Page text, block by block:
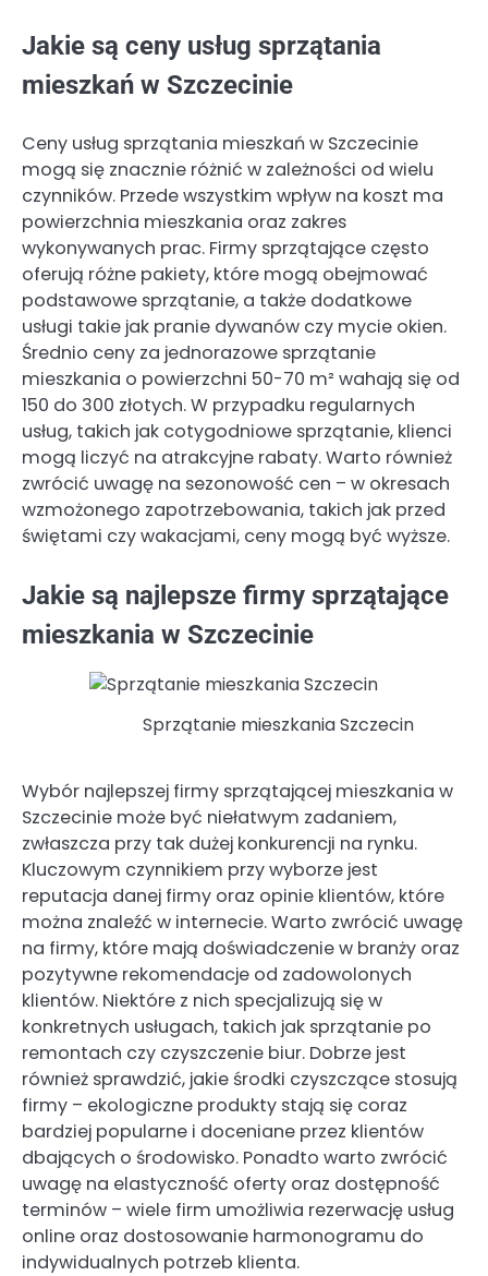
Jakie są ceny usług sprzątania
mieszkań w Szczecinie
Ceny usług sprzątania mieszkań w Szczecinie
mogą się znacznie różnić w zależności od wielu
czynników. Przede wszystkim wpływ na koszt ma
powierzchnia mieszkania oraz zakres
wykonywanych prac. Firmy sprzątające często
oferują różne pakiety, które mogą obejmować
podstawowe sprzątanie, a także dodatkowe
usługi takie jak pranie dywanów czy mycie okien.
Średnio ceny za jednorazowe sprzątanie
mieszkania o powierzchni 50-70 m² wahają się od
150 do 300 złotych. W przypadku regularnych
usług, takich jak cotygodniowe sprzątanie, klienci
mogą liczyć na atrakcyjne rabaty. Warto również
zwrócić uwagę na sezonowość cen – w okresach
wzmożonego zapotrzebowania, takich jak przed
świętami czy wakacjami, ceny mogą być wyższe.
Jakie są najlepsze firmy sprzątające
mieszkania w Szczecinie
Sprzątanie mieszkania Szczecin
Wybór najlepszej firmy sprzątającej mieszkania w
Szczecinie może być niełatwym zadaniem,
zwłaszcza przy tak dużej konkurencji na rynku.
Kluczowym czynnikiem przy wyborze jest
reputacja danej firmy oraz opinie klientów, które
można znaleźć w internecie. Warto zwrócić uwagę
na firmy, które mają doświadczenie w branży oraz
pozytywne rekomendacje od zadowolonych
klientów. Niektóre z nich specjalizują się w
konkretnych usługach, takich jak sprzątanie po
remontach czy czyszczenie biur. Dobrze jest
również sprawdzić, jakie środki czyszczące stosują
firmy – ekologiczne produkty stają się coraz
bardziej popularne i doceniane przez klientów
dbających o środowisko. Ponadto warto zwrócić
uwagę na elastyczność oferty oraz dostępność
terminów – wiele firm umożliwia rezerwację usług
online oraz dostosowanie harmonogramu do
indywidualnych potrzeb klienta.